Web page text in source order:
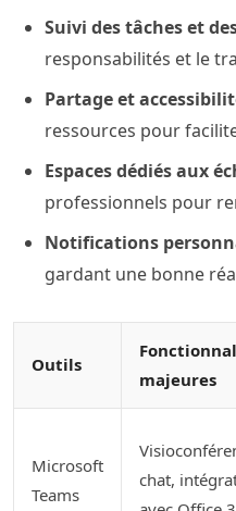
Suivi des tâches et
responsabilités et le
Partage et
ressources pour
Espaces dédiés aux
professionnels pour
Notifications
gardant une bonne
Outils
majeures
Microsoft
Teams
chat,